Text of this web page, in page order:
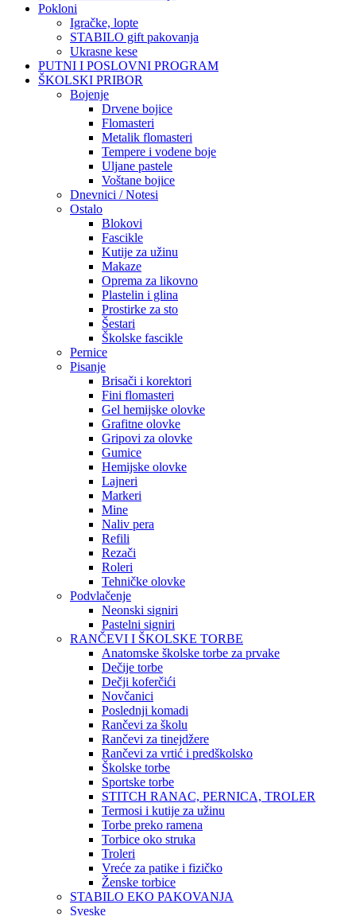
Pokloni
Igračke, lopte
STABILO gift pakovanja
Ukrasne kese
PUTNI I POSLOVNI PROGRAM
ŠKOLSKI PRIBOR
Bojenje
Drvene bojice
Flomasteri
Metalik flomasteri
Tempere i vodene boje
Uljane pastele
Voštane bojice
Dnevnici / Notesi
Ostalo
Blokovi
Fascikle
Kutije za užinu
Makaze
Oprema za likovno
Plastelin i glina
Prostirke za sto
Šestari
Školske fascikle
Pernice
Pisanje
Brisači i korektori
Fini flomasteri
Gel hemijske olovke
Grafitne olovke
Gripovi za olovke
Gumice
Hemijske olovke
Lajneri
Markeri
Mine
Naliv pera
Refili
Rezači
Roleri
Tehničke olovke
Podvlačenje
Neonski signiri
Pastelni signiri
RANČEVI I ŠKOLSKE TORBE
Anatomske školske torbe za prvake
Dečije torbe
Dečji koferčići
Novčanici
Poslednji komadi
Rančevi za školu
Rančevi za tinejdžere
Rančevi za vrtić i predškolsko
Školske torbe
Sportske torbe
STITCH RANAC, PERNICA, TROLER
Termosi i kutije za užinu
Torbe preko ramena
Torbice oko struka
Troleri
Vreće za patike i fizičko
Ženske torbice
STABILO EKO PAKOVANJA
Sveske